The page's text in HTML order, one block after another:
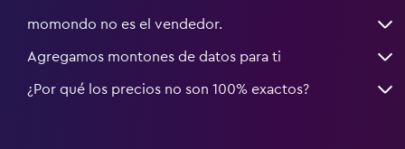
momondo no es el vendedor.
Agregamos montones de datos para ti
¿Por qué los precios no son 100% exactos?